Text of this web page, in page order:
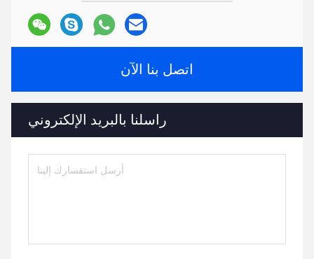
اتصل بنا الآن
راسلنا بالبريد الإلكتروني